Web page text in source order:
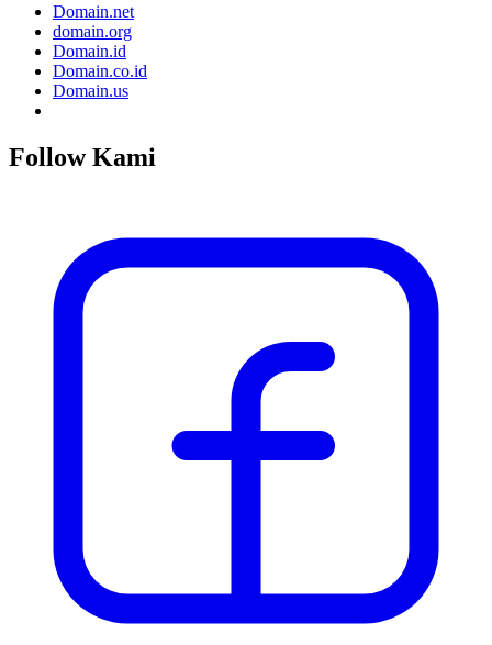
Domain.net
domain.org
Domain.id
Domain.co.id
Domain.us
Follow Kami